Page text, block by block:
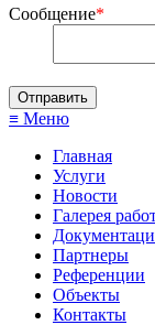
Сообщение*
≡ Меню
Главная
Услуги
Новости
Галерея
Партнеры
Референции
Объекты
Контакты